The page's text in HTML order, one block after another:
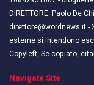
DIRETTORE: Paolo De
direttore@wordnews.it -
esterne si intendono
Copyleft, Se copiato,
Navigate Site